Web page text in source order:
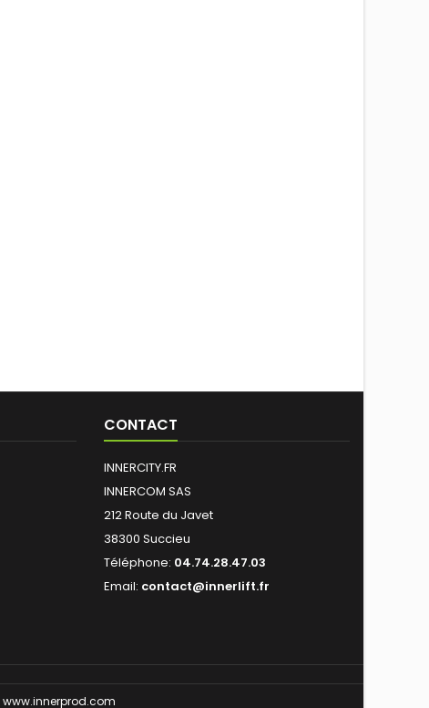
CONTACT
INNERCITY.FR
INNERCOM SAS
212 Route du Javet
38300 Succieu
Téléphone: 04.74.28.47.03
Email: contact@innerlift.fr
www.innerprod.com